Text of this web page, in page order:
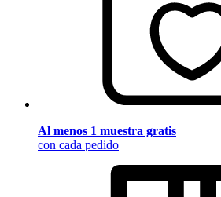
Al menos 1 muestra gratis
con cada pedido